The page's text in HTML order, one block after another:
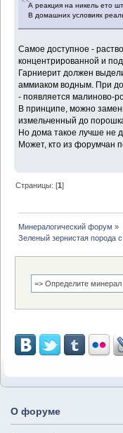
А реакция на никель ето
В домашних условиях
Самое доступное -
концентрированной и
Гарниерит должен
аммиаком водным. При
- появляется малиново-
В принципе, можно
измельченный до
Но дома такое лучше не
Может, кто из форумчан
Страницы: [1]
Минералогический форум »
Зеленый зернистая порода
О форуме